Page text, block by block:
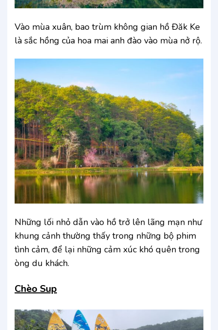
Vào mùa xuân, bao trùm không gian hồ Đăk Ke
là sắc hồng của hoa mai anh đào vào mùa nở rộ.
Những lối nhỏ dẫn vào hồ trở lên lãng mạn như
khung cảnh thường thấy trong những bộ phim
tình cảm, để lại những cảm xúc khó quên trong
òng du khách.
Chèo Sup